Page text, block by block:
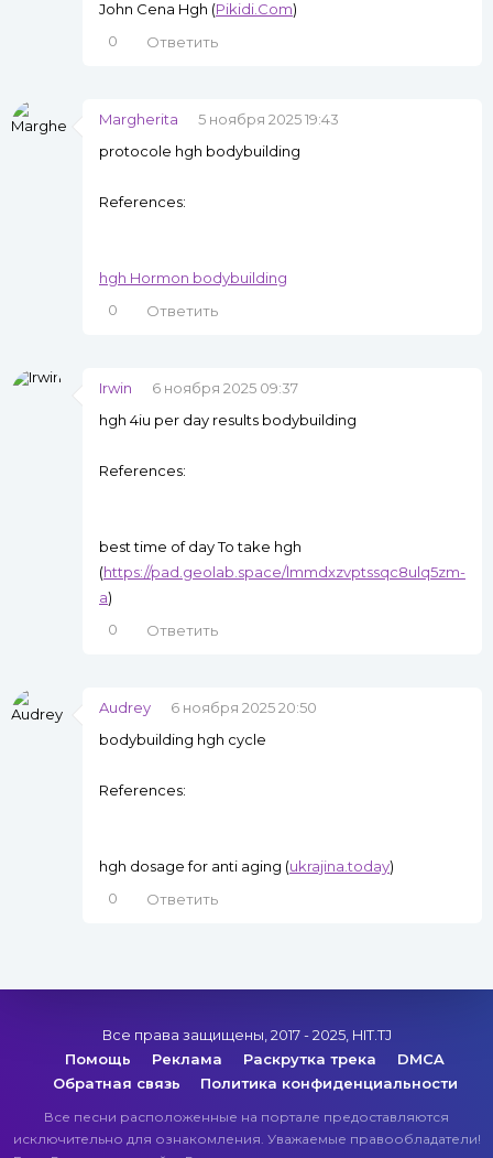
John Cena Hgh (Pikidi.Com)
0
Ответить
Margherita
5 ноября 2025 19:43
protocole hgh bodybuilding
References:
hgh Hormon bodybuilding
0
Ответить
Irwin
6 ноября 2025 09:37
hgh 4iu per day results bodybuilding
References:
best time of day To take hgh
(https://pad.geolab.space/lmmdxzvptssqc8ulq5zm-
a)
0
Ответить
Audrey
6 ноября 2025 20:50
bodybuilding hgh cycle
References:
hgh dosage for anti aging (ukrajina.today)
0
Ответить
Все права защищены, 2017 - 2025, HIT.TJ
Помощь
Реклама Раскрутка трека
DMCA
Обратная связь
Политика конфиденциальности
Все песни расположенные на портале предоставляются
исключительно для ознакомления. Уважаемые правообладатели!